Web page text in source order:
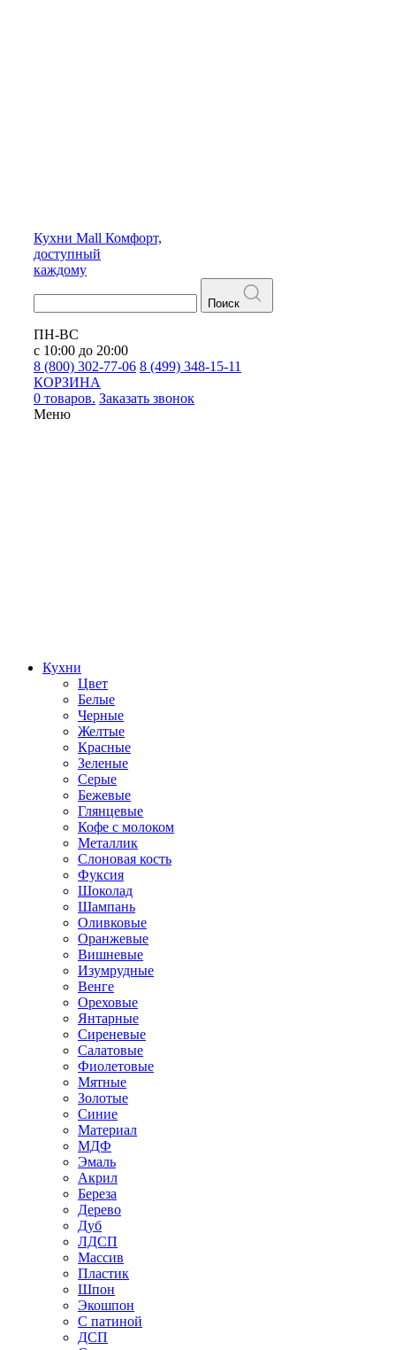
Кухни Mall Комфорт,
доступный
каждому
Поиск
ПН-ВС
с 10:00 до 20:00
8 (800) 302-77-06 8 (499) 348-15-11
КОРЗИНА
0 товаров. Заказать звонок
Меню
Кухни
Цвет
Белые
Черные
Желтые
Красные
Зеленые
Серые
Бежевые
Глянцевые
Кофе с молоком
Металлик
Слоновая кость
Фуксия
Шоколад
Шампань
Оливковые
Оранжевые
Вишневые
Изумрудные
Венге
Ореховые
Янтарные
Сиреневые
Салатовые
Фиолетовые
Мятные
Золотые
Синие
Материал
МДФ
Эмаль
Акрил
Береза
Дерево
Дуб
ЛДСП
Массив
Пластик
Шпон
Экошпон
С патиной
ДСП